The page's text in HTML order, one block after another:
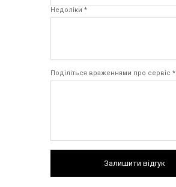
Недоліки *
Поділіться враженнями про сервіс *
Залишити відгук